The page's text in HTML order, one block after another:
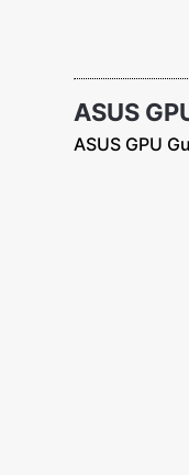
ASUS
ASUS GPU